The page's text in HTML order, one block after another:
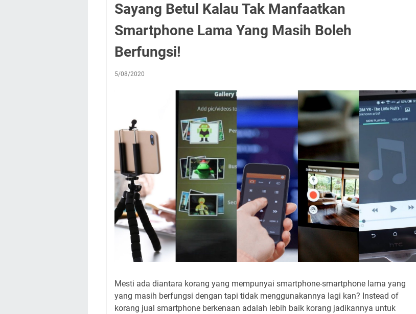
Sayang Betul Kalau Tak Manfaatkan
Smartphone Lama Yang Masih Boleh
Berfungsi!
5/08/2020
Mesti ada diantara korang yang mempunyai smartphone-smartphone lama yang
yang masih berfungsi dengan tapi tidak menggunakannya lagi kan? Instead of
korang jual smartphone berkenaan adalah lebih baik korang jadikannya untuk